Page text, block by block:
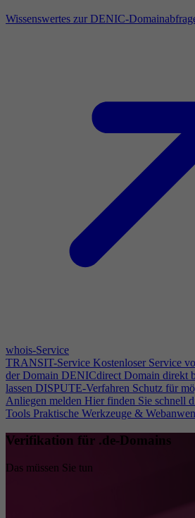
Wissenswertes zur DENIC-
whois-Service
TRANSIT-Service Kostenloser Service
der Domain DENICdirect Domain direkt
lassen DISPUTE-Verfahren Schutz für
Anliegen melden Hier finden Sie schnell
Tools Praktische Werkzeuge &
Verifikation für .de-Domains
Das müssen Sie tun